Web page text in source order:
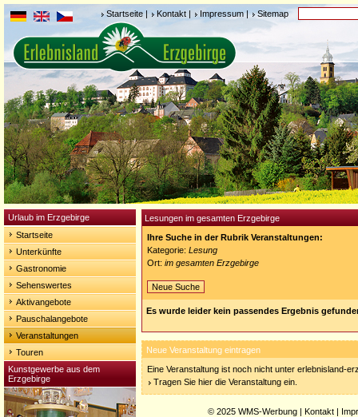
Startseite | Kontakt | Impressum| Sitemap
Urlaub im Erzgebirge
Startseite
Unterkünfte
Gastronomie
Sehenswertes
Aktivangebote
Pauschalangebote
Veranstaltungen
Touren
Kunstgewerbe aus dem
Erzgebirge
Lesungen im gesamten Erzgebirge
Ihre Suche in der Rubrik Veranstaltungen:
Kategorie: Lesung
Ort: im gesamten Erzgebirge
Neue Suche
Es wurde leider kein passendes Ergebnis
Neue Veranstaltung eintragen
Eine Veranstaltung ist noch nicht unter erlebnisland-
Tragen Sie hier die Veranstaltung ein.
© 2025 WMS-Werbung | Kontakt |